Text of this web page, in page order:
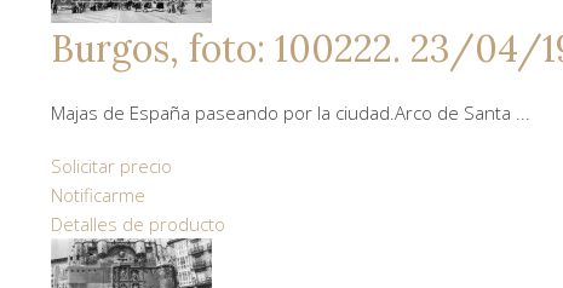
Burgos, foto: 100222. 23/04/
Majas de España paseando por la ciudad.Arco de Santa ...
Solicitar precio
Notificarme
Detalles de producto